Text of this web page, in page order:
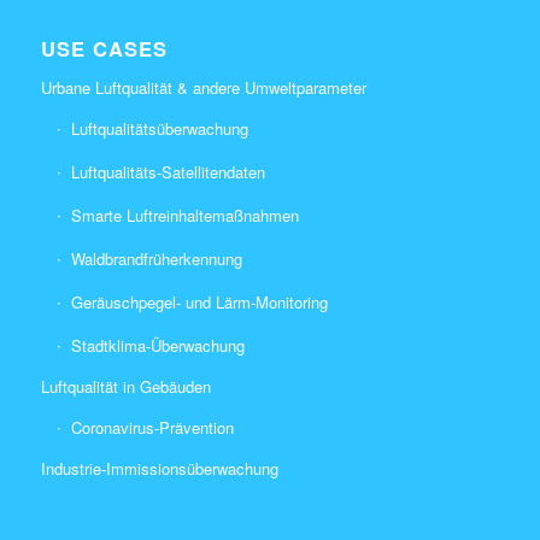
USE CASES
Urbane Luftqualität & andere Umweltparameter
Luftqualitätsüberwachung
Luftqualitäts-Satellitendaten
Smarte Luftreinhaltemaßnahmen
Waldbrandfrüherkennung
Geräuschpegel- und Lärm-Monitoring
Stadtklima-Überwachung
Luftqualität in Gebäuden
Coronavirus-Prävention
Industrie-Immissionsüberwachung